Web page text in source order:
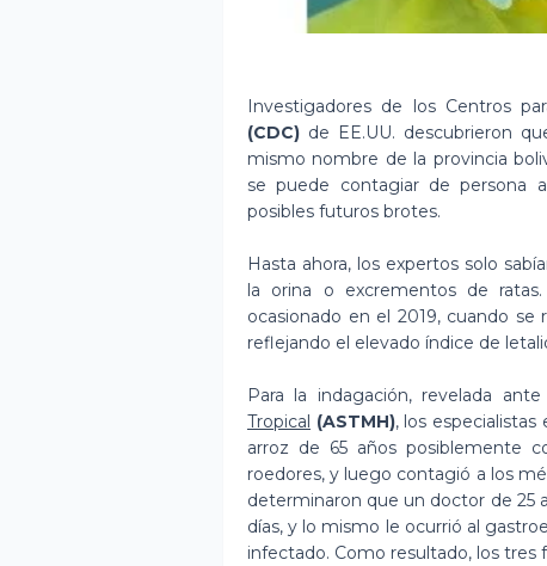
Investigadores de los Centros
(CDC) de EE.UU. descubrieron
mismo nombre de la provincia
se puede contagiar de persona
posibles futuros brotes.
Hasta ahora, los expertos solo
la orina o excrementos de
ocasionado en el 2019, cuando
reflejando el elevado índice de
Para la indagación, revelada ante
Tropical (ASTMH), los
arroz de 65 años posiblemente
roedores, y luego contagió a los
determinaron que un doctor de 25
días, y lo mismo le ocurrió al
infectado. Como resultado, los tres